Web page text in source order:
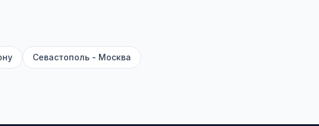
в пути и цену. Кнопка «Детали рейса»
Севастополь - Москва